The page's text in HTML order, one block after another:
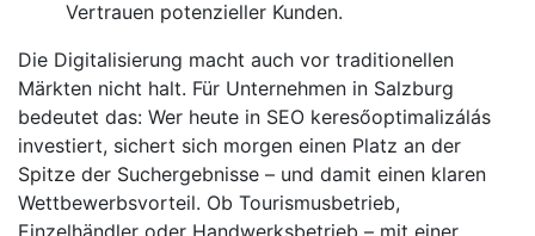
Vertrauen potenzieller Kunden.
Die Digitalisierung macht auch vor traditionellen
Märkten nicht halt. Für Unternehmen in Salzburg
bedeutet das: Wer heute in SEO keresőoptimalizálás
investiert, sichert sich morgen einen Platz an der
Spitze der Suchergebnisse – und damit einen klaren
Wettbewerbsvorteil. Ob Tourismusbetrieb,
Einzelhändler oder Handwerksbetrieb – mit einer